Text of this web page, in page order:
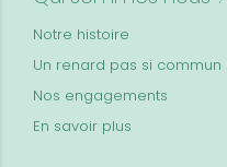
Notre histoire
Un renard pas si commun
Nos engagements
En savoir plus